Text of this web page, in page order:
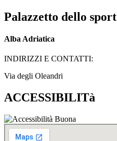
Palazzetto dello sport
Alba Adriatica
INDIRIZZI E CONTATTI:​
Via degli Oleandri
ACCESSIBILITà